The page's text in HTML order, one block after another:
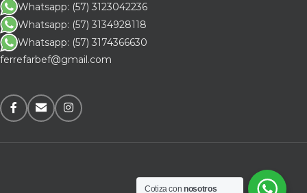
Whatsapp: (57) 3123042236
Whatsapp: (57) 3134928118
Whatsapp: (57) 3174366630
ferrefarbef@gmail.com
Cotiza connosotros